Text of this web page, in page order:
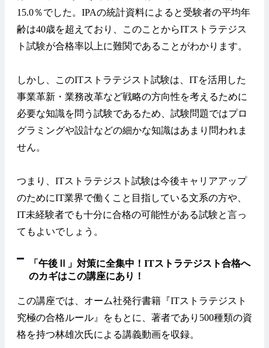
15.0％でした。IPAの統計資料によると受験者の平均年
齢は40歳を超えており、このことからITストラテジス
ト試験が合格率以上に難関であることがわかります。
しかし、このITストラテジスト試験は、ITを活用した
事業革新・業務改革など戦略の方向性を考えるために
必要な知識を問う試験であるため、試験問題ではプロ
グラミングや設計などの細かな知識はあまり問われま
せん。
つまり、ITストラテジスト試験は今後キャリアアップ
のためにIT業界で働くこと目指している文系の方や、
IT未経験者でも十分に合格の可能性がある試験と言っ
てもよいでしょう。
「午後Ⅱ」対策に全集中！ITストラテジスト合格へ
のカギはこの講座にあり！
この講座では、オーム社発行書籍『ITストラテジスト
究極の合格ルール』をもとに、著者であり500種類の資
格を持つ林雄次氏による講義動画を収録。